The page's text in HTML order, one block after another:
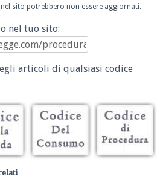
sito potrebbero non essere aggiornati.
nel tuo sito:
articoli di qualsiasi codice